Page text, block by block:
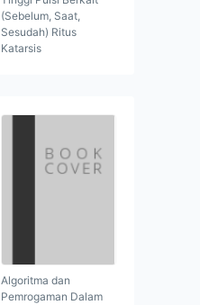
(Sebelum, Saat,
Sesudah) Ritus
Katarsis
Algoritma dan
Pemrogaman Dalam